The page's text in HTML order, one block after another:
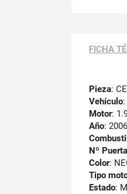
FICHA
Pieza:
Vehículo
Motor:
Año: 2006
Nº
Color:
Tipo
Estado: